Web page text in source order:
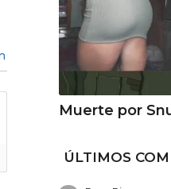
Muerte por
ÚLTIMOS